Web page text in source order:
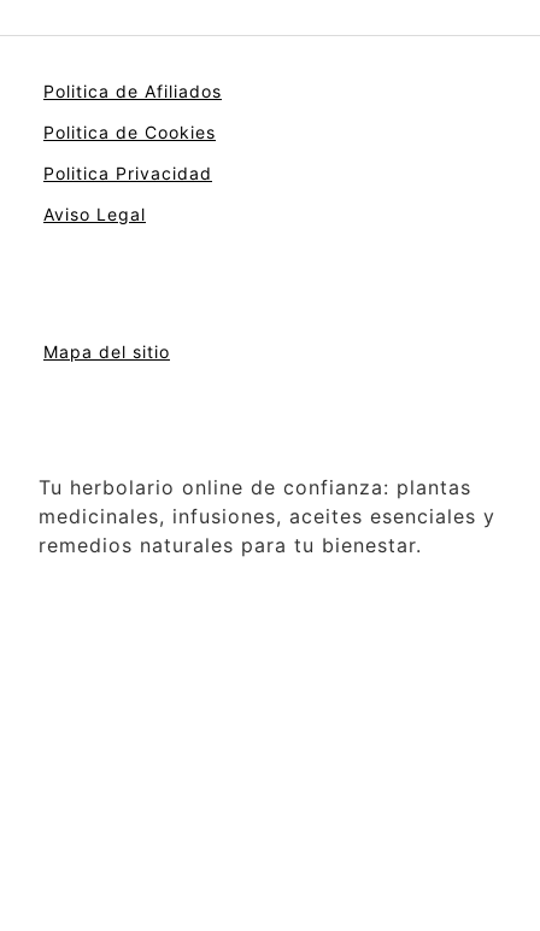
Politica de Afiliados
Politica de Cookies
Politica Privacidad
Aviso Legal
Mapa del sitio
Tu herbolario online de confianza: plantas
medicinales, infusiones, aceites esenciales y
remedios naturales para tu bienestar.